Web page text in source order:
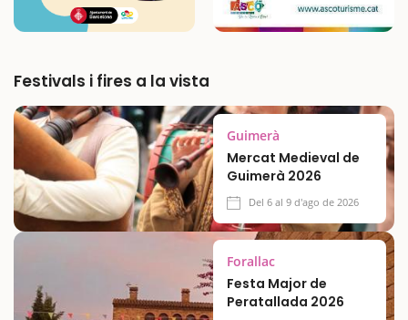
Festivals i fires a la vista
Guimerà
Mercat Medieval de
Guimerà 2026
Del 6 al 9 d'ago de 2026
Forallac
Festa Major de
Peratallada 2026